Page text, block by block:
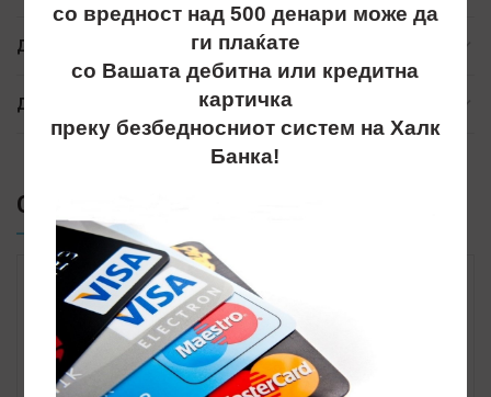
ДОПОЛНИТЕЛНИ ИНФОРМАЦИИ
ДОСТАВА
СЛИЧНИ ПРОИЗВОДИ
со вредност над 500 денари може да
ги плаќате
со Вашата дебитна или кредитна
картичка
преку безбедносниот систем на Халк
Банка!